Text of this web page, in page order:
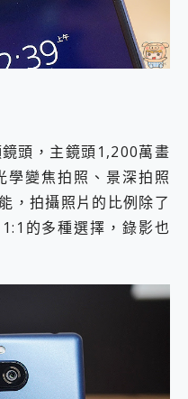
頭，主鏡頭1,200萬畫
變焦拍照、景深拍照
，拍攝照片的比例除了
的多種選擇，錄影也